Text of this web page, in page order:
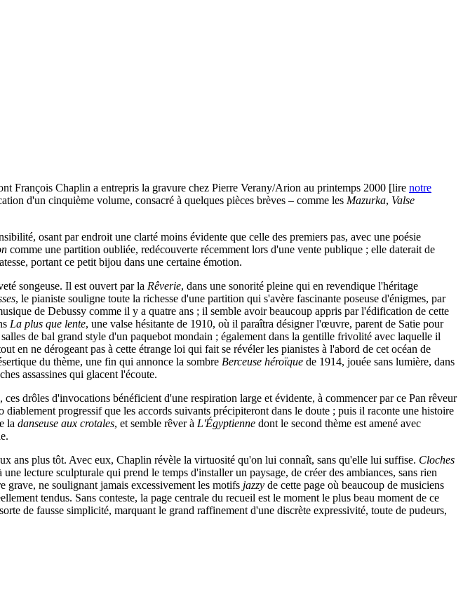
François Chaplin a entrepris la gravure chez Pierre Verany/Arion au printemps 2000 [lire notre
d'un cinquième volume, consacré à quelques pièces brèves – comme les Mazurka, Valse
osant par endroit une clarté moins évidente que celle des premiers pas, avec une poésie
comme une partition oubliée, redécouverte récemment lors d'une vente publique ; elle daterait de
portant ce petit bijou dans une certaine émotion.
songeuse. Il est ouvert par la Rêverie, dans une sonorité pleine qui en revendique l'héritage
, le pianiste souligne toute la richesse d'une partition qui s'avère fascinante poseuse d'énigmes, par
de Debussy comme il y a quatre ans ; il semble avoir beaucoup appris par l'édification de cette
La plus que lente, une valse hésitante de 1910, où il paraîtra désigner l'œuvre, parent de Satie pour
de bal grand style d'un paquebot mondain ; également dans la gentille frivolité avec laquelle il
en ne dérogeant pas à cette étrange loi qui fait se révéler les pianistes à l'abord de cet océan de
du thème, une fin qui annonce la sombre Berceuse héroïque de 1914, jouée sans lumière, dans
assassines qui glacent l'écoute.
ces drôles d'invocations bénéficient d'une respiration large et évidente, à commencer par ce Pan rêveur
diablement progressif que les accords suivants précipiteront dans le doute ; puis il raconte une histoire
la danseuse aux crotales, et semble rêver à L'Égyptienne dont le second thème est amené avec
ans plus tôt. Avec eux, Chaplin révèle la virtuosité qu'on lui connaît, sans qu'elle lui suffise. Cloches
lecture sculpturale qui prend le temps d'installer un paysage, de créer des ambiances, sans rien
grave, ne soulignant jamais excessivement les motifs jazzy de cette page où beaucoup de musiciens
tendus. Sans conteste, la page centrale du recueil est le moment le plus beau moment de ce
de fausse simplicité, marquant le grand raffinement d'une discrète expressivité, toute de pudeurs,